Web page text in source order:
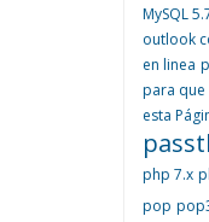
MySQL
outlook
en linea
para que
esta
php 7.x
pop